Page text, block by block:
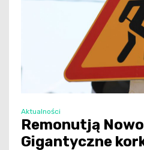
Aktualności
Remonutją
Gigantyczne